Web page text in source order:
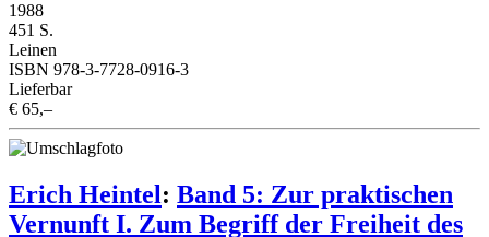
1988
451 S.
Leinen
ISBN 978-3-7728-0916-3
Lieferbar
€ 65,–
Erich Heintel: Band 5: Zur praktischen
Vernunft I. Zum Begriff der Freiheit des